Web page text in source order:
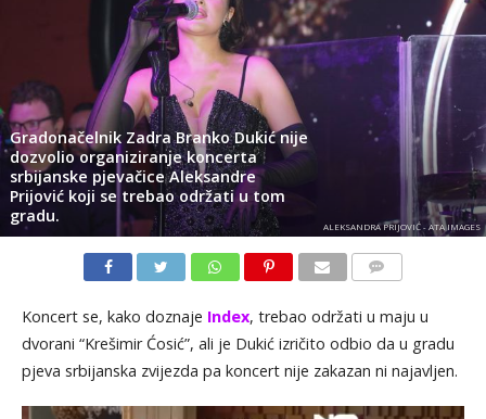
Gradonačelnik Zadra Branko Dukić nije
dozvolio organiziranje koncerta
srbijanske pjevačice Aleksandre
Prijović koji se trebao održati u tom
gradu.
ALEKSANDRA PRIJOVIĆ - ATA IMAGES
Koncert se, kako doznaje Index, trebao održati u maju u
dvorani “Krešimir Ćosić”, ali je Dukić izričito odbio da u gradu
pjeva srbijanska zvijezda pa koncert nije zakazan ni najavljen.